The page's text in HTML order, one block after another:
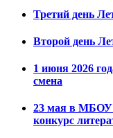
Третий день
Второй день
1 июня 2026
смена
23 мая в МБОУ
конкурс